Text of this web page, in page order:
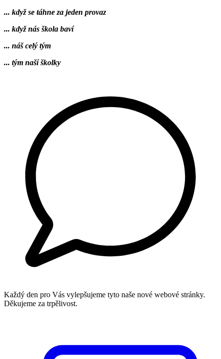
... když se táhne za jeden provaz
... když nás škola baví
... náš celý tým
... tým naší školky
Každý den pro Vás vylepšujeme tyto naše nové webové stránky.
Děkujeme za trpělivost.